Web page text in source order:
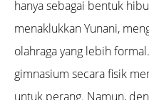
hanya sebagai bentuk
menaklukkan Yunani,
olahraga yang lebih
gimnasium secara fisik
untuk perang. Namun,